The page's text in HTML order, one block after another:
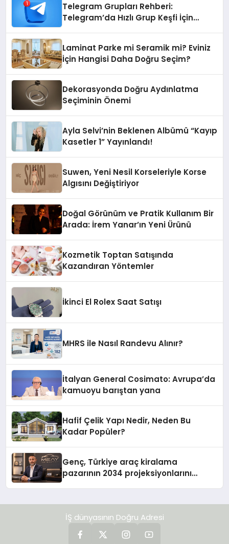
Telegram Grupları Rehberi:
Telegram’da Hızlı Grup Keşfi İçin
Laminat Parke mi Seramik mi? Eviniz
İçin Hangisi Daha Doğru Seçim?
Dekorasyonda Doğru Aydınlatma
Seçiminin Önemi
Ayla Selvi’nin Beklenen Albümü “Kayıp
Kasetler 1” Yayınlandı!
Suwen, Yeni Nesil Korseleriyle Korse
Algısını Değiştiriyor
Doğal Görünüm ve Pratik Kullanım Bir
Arada: İrem Yanar’ın Yeni Ürünü
Kozmetik Toptan Satışında
Kazandıran Yöntemler
İkinci El Rolex Saat Satışı
MHRS ile Nasıl Randevu Alınır?
İtalyan General Cosimato: Avrupa’da
kamuoyu barıştan yana
Hafif Çelik Yapı Nedir, Neden Bu
Kadar Popüler?
Genç, Türkiye araç kiralama
pazarının 2034 projeksiyonlarını
İŞ dünyasının Doğru Adresi